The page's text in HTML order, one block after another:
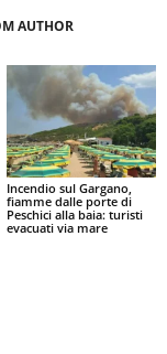
AUTHOR
Incendio sul Gargano,
fiamme dalle porte di
Peschici alla baia: turisti
evacuati via mare